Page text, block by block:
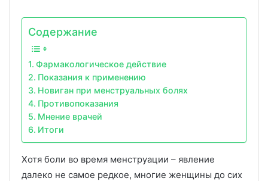
Содержание
Фармакологическое действие
Показания к применению
Новиган при менструальных болях
Противопоказания
Мнение врачей
Итоги
Хотя боли во время менструации – явление
далеко не самое редкое, многие женщины до сих